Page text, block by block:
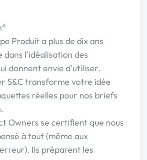
Produit a plus de dix ans
dans l'idéalisation des
donnent envie d'utiliser.
S&C transforme votre idée
réelles pour nos briefs
Owners se certifient que nous
à tout (même aux
Ils préparent les